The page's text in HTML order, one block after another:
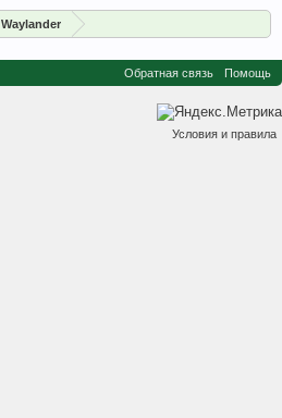
Waylander
Обратная связь Помощь
Условия и правила